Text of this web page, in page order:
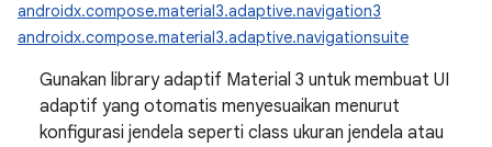
androidx.compose.material3.adaptive.navigation3
androidx.compose.material3.adaptive.navigationsuite
Gunakan library adaptif Material 3 untuk membuat UI
adaptif yang otomatis menyesuaikan menurut
konfigurasi jendela seperti class ukuran jendela atau